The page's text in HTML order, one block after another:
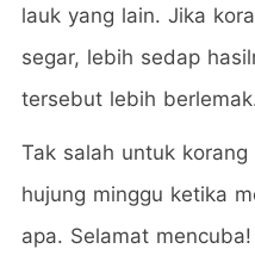
lauk yang lain. Jika
segar, lebih sedap
tersebut lebih
Tak salah untuk
hujung minggu ketika
apa. Selamat mencuba!